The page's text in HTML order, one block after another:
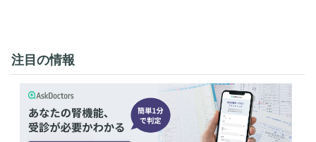
注目の情報